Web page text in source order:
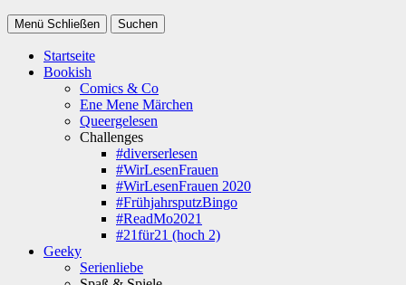
Menü Schließen Suchen
Startseite
Bookish
Comics & Co
Ene Mene Märchen
Queergelesen
Challenges
#diverserlesen
#WirLesenFrauen
#WirLesenFrauen 2020
#FrühjahrsputzBingo
#ReadMo2021
#21für21 (hoch 2)
Geeky
Serienliebe